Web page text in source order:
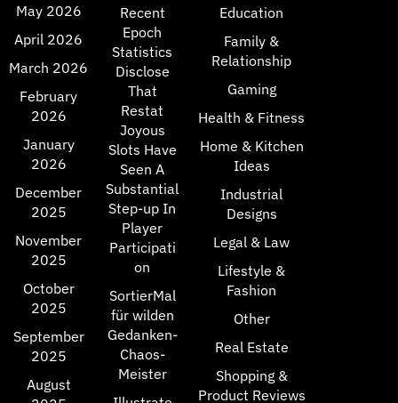
May 2026
April 2026
March 2026
February
2026
January
2026
December
2025
November
2025
October
2025
September
2025
August
Recent
Epoch
Statistics
Disclose
That
Restat
Joyous
Slots Have
Seen A
Substantial
Step-up In
Player
Participati
on
SortierMal
für wilden
Gedanken-
Chaos-
Meister
Education
Family &
Relationship
Gaming
Health & Fitness
Home & Kitchen
Ideas
Industrial
Designs
Legal & Law
Lifestyle &
Fashion
Other
Real Estate
Shopping &
Product Reviews